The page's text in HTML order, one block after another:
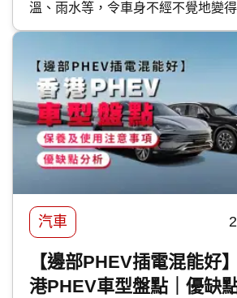
溫、雨水等，令車身不經不覺地變
如果不及時打理保護，隨時會對車
選汽車打蠟。然而，坊間的汽車蠟
錢由 DIY 的百多元，到汽車美容店
等，到底該如何選擇？傳統打蠟與
汽車鍍膜 又有甚麼分別？ 快而保
汽車打蠟的好處、種類、價錢比較
助你選出最適合愛車的護理方案！
汽車
【邊部PHEV插電混能好
港PHEV車型盤點｜優缺